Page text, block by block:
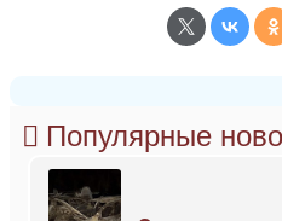
Популярные